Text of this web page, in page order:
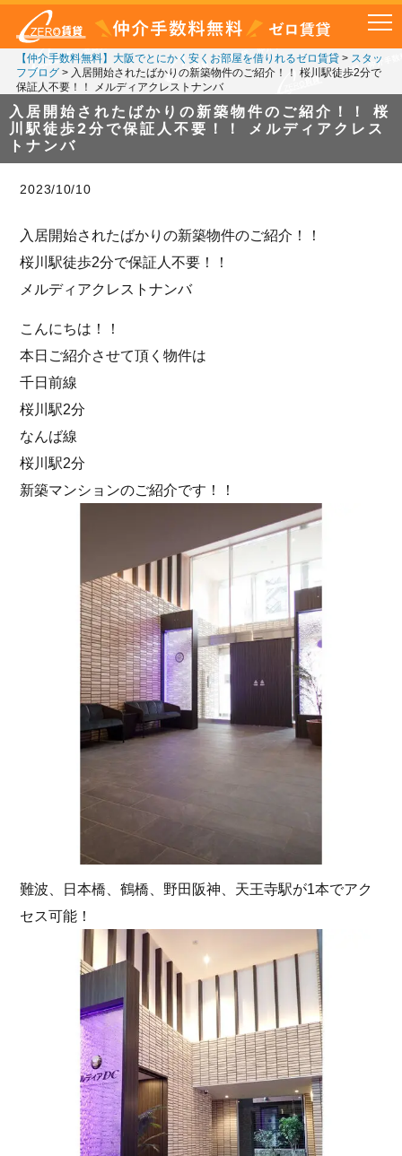
【仲介手数料無料】大阪でとにかく安くお部屋を借りれるゼロ賃貸> スタッ
フブログ> 入居開始されたばかりの新築物件のご紹介！！ 桜川駅徒歩2分で
保証人不要！！ メルディアクレストナンバ
入居開始されたばかりの新築物件のご紹介！！ 桜
川駅徒歩2分で保証人不要！！ メルディアクレス
トナンバ
2023/10/10
入居開始されたばかりの新築物件のご紹介！！
桜川駅徒歩2分で保証人不要！！
メルディアクレストナンバ
こんにちは！！
本日ご紹介させて頂く物件は
千日前線
桜川駅2分
なんば線
桜川駅2分
新築マンションのご紹介です！！
難波、日本橋、鶴橋、野田阪神、天王寺駅が1本でアク
セス可能！